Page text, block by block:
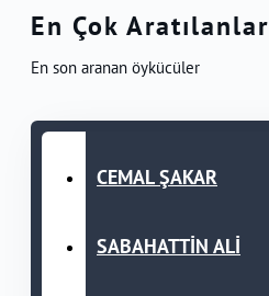
En Çok Aratılanlar
En son aranan öykücüler
CEMAL ŞAKAR
SABAHATTİN ALİ